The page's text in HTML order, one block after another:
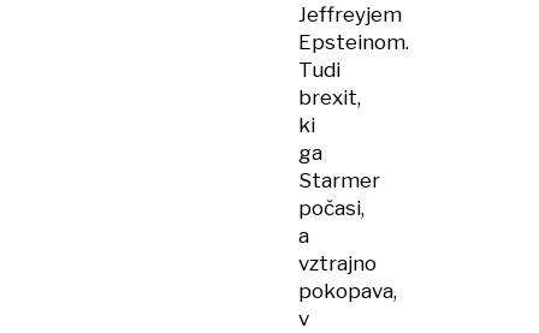
Jeffreyjem
Epsteinom.
Tudi
brexit,
ki
ga
Starmer
počasi,
a
vztrajno
pokopava,
v